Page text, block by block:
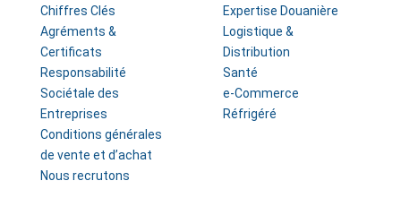
Chiffres Clés
Agréments &
Certificats
Responsabilité
Sociétale des
Entreprises
Conditions générales
de vente et d’achat
Nous recrutons
Expertise Douanière
Logistique &
Distribution
Santé
e-Commerce
Réfrigéré